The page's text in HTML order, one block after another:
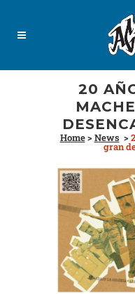
20
Home>News >
gran